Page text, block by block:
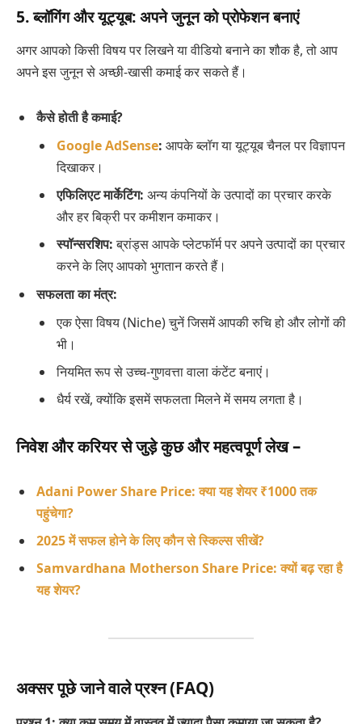
5. ब्लॉगिंग और यूट्यूब: अपने जुनून को प्रोफेशन बनाएं
अगर आपको किसी विषय पर लिखने या वीडियो बनाने का शौक है, तो आप
अपने इस जुनून से अच्छी-खासी कमाई कर सकते हैं।
कैसे होती है कमाई?
Google AdSense: आपके ब्लॉग या यूट्यूब चैनल पर विज्ञापन
दिखाकर।
एफिलिएट मार्केटिंग: अन्य कंपनियों के उत्पादों का प्रचार करके
और हर बिक्री पर कमीशन कमाकर।
स्पॉन्सरशिप:ब्रांड्स आपके प्लेटफॉर्म पर अपने उत्पादों का प्रचार
करने के लिए आपको भुगतान करते हैं।
सफलता का मंत्र:
एक ऐसा विषय (Niche) चुनें जिसमें आपकी रुचि हो और लोगों की
भी।
नियमित रूप से उच्च-गुणवत्ता वाला कंटेंट बनाएं।
धैर्य रखें, क्योंकि इसमें सफलता मिलने में समय लगता है।
निवेश और करियर से जुड़े कुछ और महत्वपूर्ण लेख –
Adani Power Share Price: क्या यह शेयर ₹1000 तक
पहुंचेगा?
2025 में सफल होने के लिए कौन से स्किल्स सीखें?
Samvardhana Motherson Share Price: क्यों बढ़ रहा है
यह शेयर?
अक्सर पूछे जाने वाले प्रश्न (FAQ)